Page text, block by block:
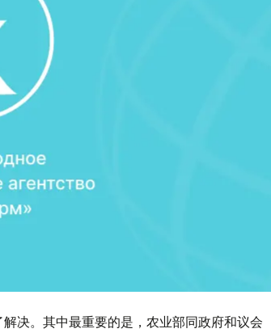
决。其中最重要的是，农业部同政府和议会